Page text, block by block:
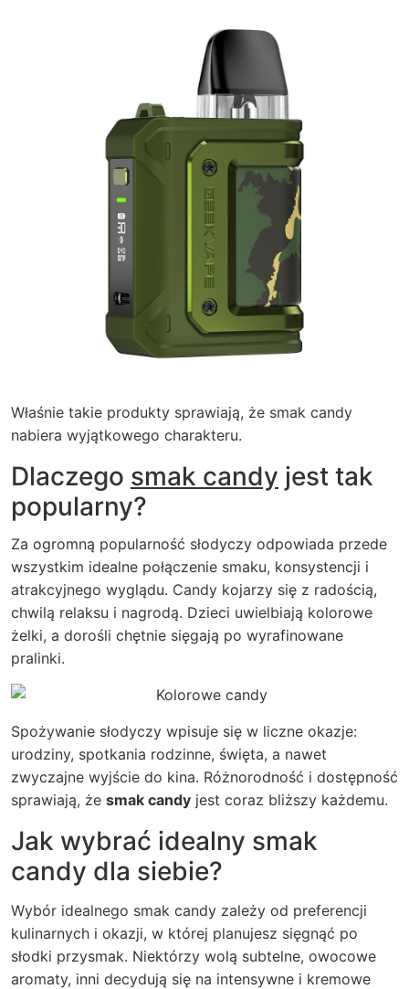
Właśnie takie produkty sprawiają, że smak candy
nabiera wyjątkowego charakteru.
Dlaczego smak candy jest tak
popularny?
Za ogromną popularność słodyczy odpowiada przede
wszystkim idealne połączenie smaku, konsystencji i
atrakcyjnego wyglądu. Candy kojarzy się z radością,
chwilą relaksu i nagrodą. Dzieci uwielbiają kolorowe
żelki, a dorośli chętnie sięgają po wyrafinowane
pralinki.
Spożywanie słodyczy wpisuje się w liczne okazje:
urodziny, spotkania rodzinne, święta, a nawet
zwyczajne wyjście do kina. Różnorodność i dostępność
sprawiają, że smak candy jest coraz bliższy każdemu.
Jak wybrać idealny smak
candy dla siebie?
Wybór idealnego smak candy zależy od preferencji
kulinarnych i okazji, w której planujesz sięgnąć po
słodki przysmak. Niektórzy wolą subtelne, owocowe
aromaty, inni decydują się na intensywne i kremowe